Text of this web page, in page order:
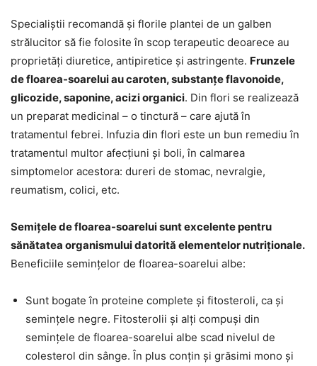
Specialiștii recomandă și florile plantei de un galben
strălucitor să fie folosite în scop terapeutic deoarece au
proprietăți diuretice, antipiretice și astringente. Frunzele
de floarea-soarelui au caroten, substanțe flavonoide,
glicozide, saponine, acizi organici. Din flori se realizează
un preparat medicinal – o tinctură – care ajută în
tratamentul febrei. Infuzia din flori este un bun remediu în
tratamentul multor afecțiuni și boli, în calmarea
simptomelor acestora: dureri de stomac, nevralgie,
reumatism, colici, etc.
Semițele de floarea-soarelui sunt excelente pentru
sănătatea organismului datorită elementelor nutriționale.
Beneficiile semințelor de floarea-soarelui albe:
Sunt bogate în proteine complete și fitosteroli, ca și
semințele negre. Fitosterolii și alți compuși din
semințele de floarea-soarelui albe scad nivelul de
colesterol din sânge. În plus conțin și grăsimi mono și